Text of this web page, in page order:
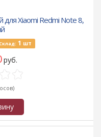
Xiaomi Redmi Note 8,
1 шт
руб.